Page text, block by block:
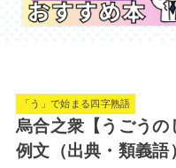
「う」で始まる四字熟語
烏合之衆【うごう
例文（出典・類義語